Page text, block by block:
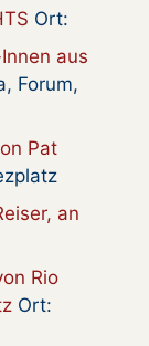
Ort:
aus
Forum,
Pat
an
Rio
Ort: